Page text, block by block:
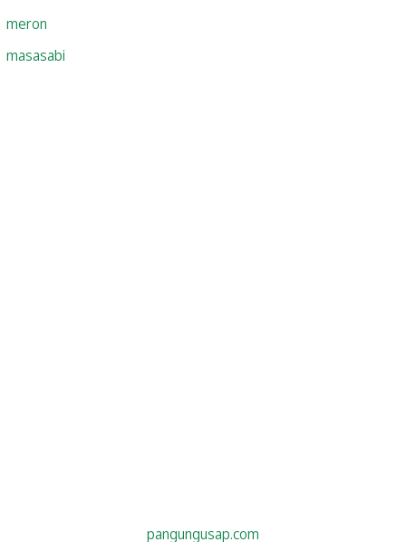
meron
masasabi
pangungusap.com